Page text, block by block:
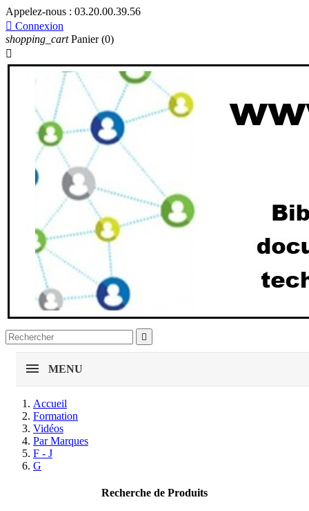
Appelez-nous : 03.20.00.39.56
 Connexion
shopping_cart Panier (0)


MENU
Accueil
Formation
Vidéos
Par Marques
F - J
G
Recherche de Produits